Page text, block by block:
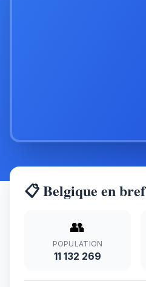
📋 Belgique en bref
👥
POPULATION
11 132 269